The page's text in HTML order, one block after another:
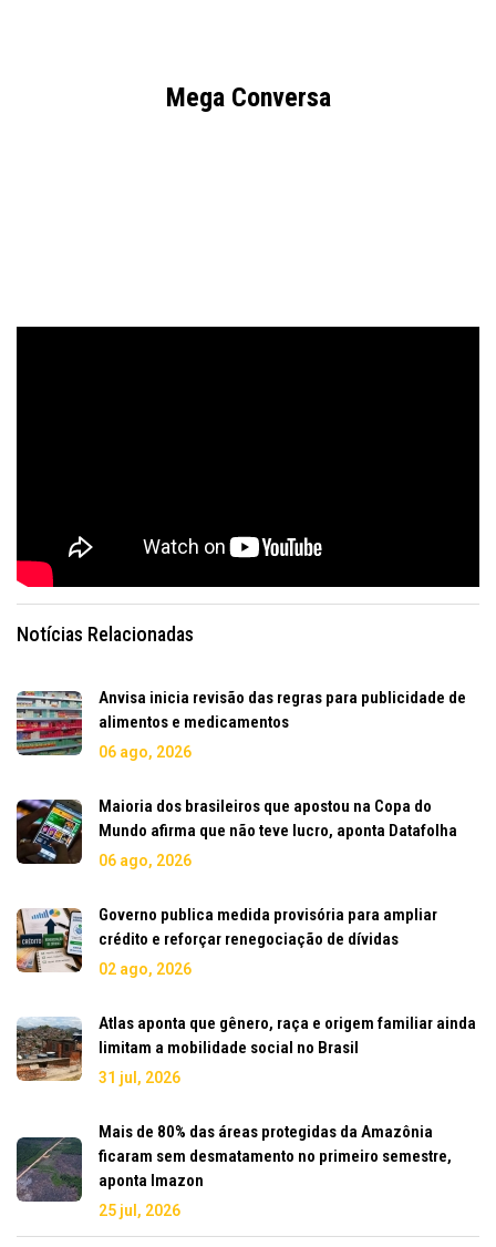
Mega Conversa
Notícias Relacionadas
Anvisa inicia revisão das regras para publicidade de
alimentos e medicamentos
06 ago, 2026
Maioria dos brasileiros que apostou na Copa do
Mundo afirma que não teve lucro, aponta Datafolha
06 ago, 2026
Governo publica medida provisória para ampliar
crédito e reforçar renegociação de dívidas
02 ago, 2026
Atlas aponta que gênero, raça e origem familiar ainda
limitam a mobilidade social no Brasil
31 jul, 2026
Mais de 80% das áreas protegidas da Amazônia
ficaram sem desmatamento no primeiro semestre,
aponta Imazon
25 jul, 2026